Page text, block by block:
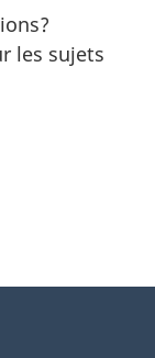
les sujets